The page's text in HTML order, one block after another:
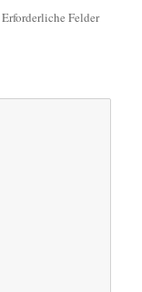
Erforderliche Felder